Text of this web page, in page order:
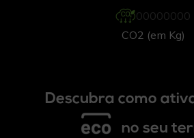
00000000
CO2 (em Kg)
Descubra como
no seu